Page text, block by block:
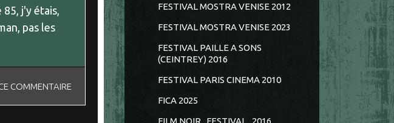
j'y étais,
pas les
COMMENTAIRE
FESTIVAL MOSTRA VENISE 2012
FESTIVAL MOSTRA VENISE 2023
FESTIVAL PAILLE A SONS
(CEINTREY) 2016
FESTIVAL PARIS CINEMA 2010
FICA 2025